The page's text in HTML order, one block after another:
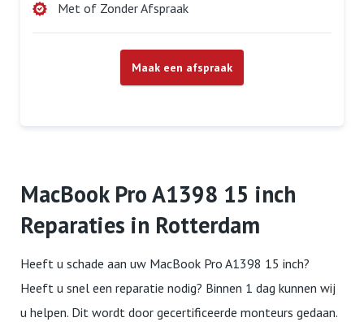
Met of Zonder Afspraak
Maak een afspraak
MacBook Pro A1398 15 inch
Reparaties in Rotterdam
Heeft u schade aan uw MacBook Pro A1398 15 inch?
Heeft u snel een reparatie nodig? Binnen 1 dag kunnen wij
u helpen. Dit wordt door gecertificeerde monteurs gedaan.